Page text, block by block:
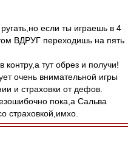
если ты играешь в 4
ВДРУГ переходишь на пять
контру,а тут обрез и получи!
очень внимательной игры
и страховки от дефов.
пока,а Сальва
страховкой,имхо.